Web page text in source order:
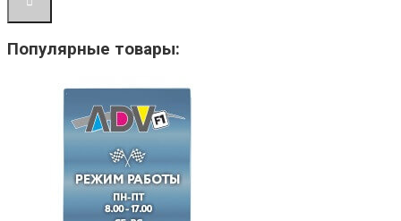
Популярные товары: